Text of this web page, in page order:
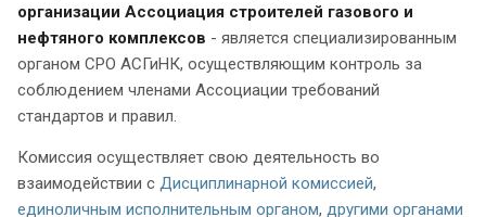
организации Ассоциация строителей газового и
нефтяного комплексов - является специализированным
органом СРО АСГиНК, осуществляющим контроль за
соблюдением членами Ассоциации требований
стандартов и правил.
Комиссия осуществляет свою деятельность во
взаимодействии с Дисциплинарной комиссией,
единоличным исполнительным органом, другими органами